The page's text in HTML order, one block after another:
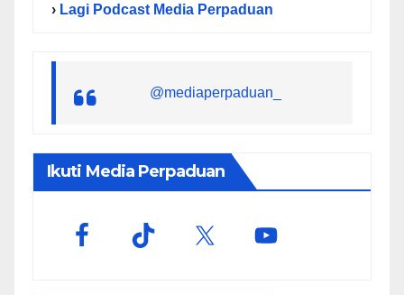
› Lagi Podcast Media Perpaduan
@mediaperpaduan_
Ikuti Media Perpaduan